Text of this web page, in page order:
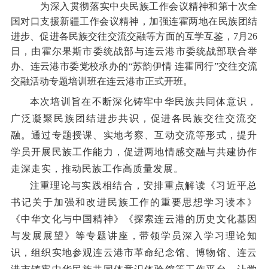
为深入贯彻落实中央民族工作会议精神和第十次全
国对口支援新疆工作会议精神，加强连霍两地在民族团结
进步、促进各民族交往交流交融等方面的互学互鉴，7月26
日，由霍尔果斯市委统战部与连云港市委统战部联合举
办、连云港市委党校承办的“苏韵伊情 连霍同行”交往交流
交融活动专题培训班在连云港市正式开班。
本次培训旨在不断深化铸牢中华民族共同体意识 ，
广泛 凝聚 民族 团结进步共识 ， 促进各民族交往交流交
融 。通过专题授课、实地考察、互动交流等形式，提升
学员开展 民族工作能力，促进两地情感交融与共建协作
走深走实 ，推动民族工作高质量发展。
注重理论与实践相结合，安排重点解读 《习近平总
书记关于加强和改进民族工作的重要思想学习读本》
《中华文化与中国精神》
《探索连云港的历史文化基因
与发展展望》等专题讲座，带领学员深入学习理论知
识，组织 实地参观连云港市革命纪念馆、博物馆
连云